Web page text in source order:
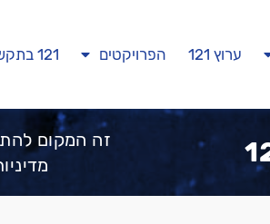
ערוץ 121 הפרויקטים 121 בתקשורת
זה המקום